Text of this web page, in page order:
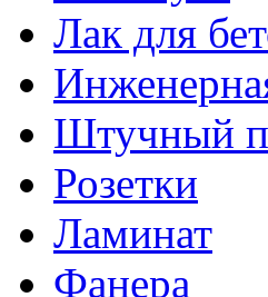
Лак для
Штучный
Розетки
Ламинат
Фанера